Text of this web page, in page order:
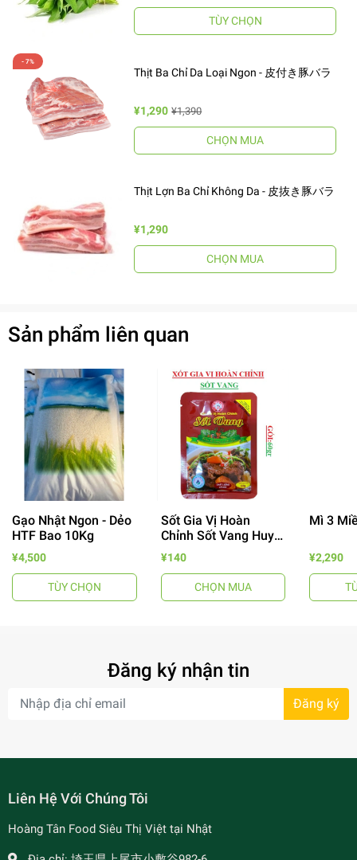
TÙY CHỌN
Thịt Ba Chỉ Da Loại Ngon - 皮付き豚バラ
¥1,290 ¥1,390
CHỌN MUA
Thịt Lợn Ba Chỉ Không Da - 皮抜き豚バラ
¥1,290
CHỌN MUA
Sản phẩm liên quan
Gạo Nhật Ngon - Dẻo
HTF Bao 10Kg
¥4,500
TÙY CHỌN
Sốt Gia Vị Hoàn
Chỉnh Sốt Vang Huy
Tuấn
¥140
CHỌN MUA
Mì 3
¥2,290
Đăng ký nhận tin
Đăng ký
Liên Hệ Với Chúng Tôi
Hoàng Tân Food Siêu Thị Việt tại Nhật